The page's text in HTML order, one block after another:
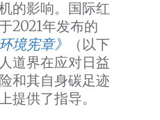
的影响。国际红
2021年发布的
境宪章》
（以下
道界在应对日益
和其自身碳足迹
提供了指导。